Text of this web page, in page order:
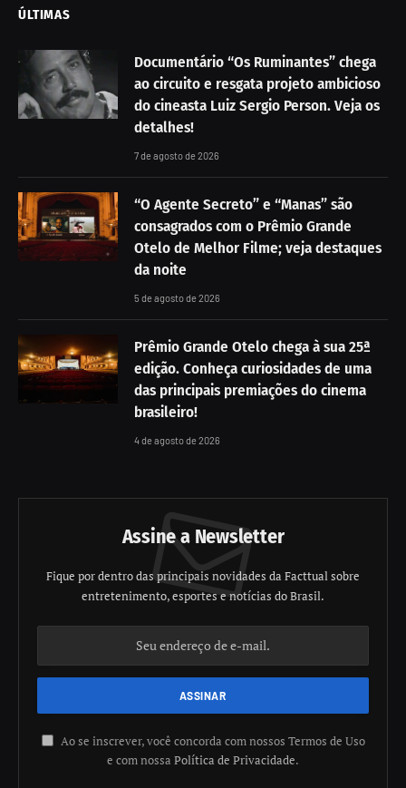
ÚLTIMAS
Documentário “Os Ruminantes” chega
ao circuito e resgata projeto ambicioso
do cineasta Luiz Sergio Person. Veja os
detalhes!
7 de agosto de 2026
“O Agente Secreto” e “Manas” são
consagrados com o Prêmio Grande
Otelo de Melhor Filme; veja destaques
da noite
5 de agosto de 2026
Prêmio Grande Otelo chega à sua 25ª
edição. Conheça curiosidades de uma
das principais premiações do cinema
brasileiro!
4 de agosto de 2026
Assine a Newsletter
Fique por dentro das principais novidades da Facttual sobre
entretenimento, esportes e notícias do Brasil.
Ao se inscrever, você concorda com nossos Termos de Uso
e com nossa Política de Privacidade.